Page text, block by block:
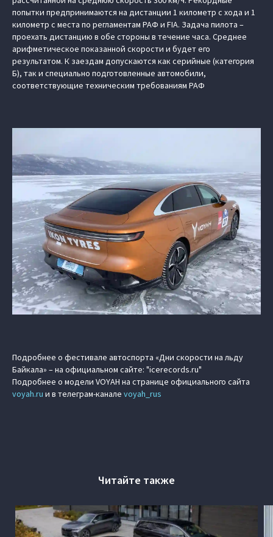
попытки предпринимаются на дистанции 1 километр с хода и 1
километр с места по регламентам РАФ и FIA. Задача пилота –
проехать дистанцию в обе стороны в течение часа. Среднее
арифметическое показанной скорости и будет его
результатом. К заездам допускаются как серийные (категория
Б), так и специально подготовленные автомобили,
соответствующие техническим требованиям РАФ
Подробнее о фестивале автоспорта «Дни скорости на льду
Байкала» – на официальном сайте: "icerecords.ru"
Подробнее о модели VOYAH на странице официального сайта
voyah.ru и в телеграм-канале voyah_rus
Читайте также